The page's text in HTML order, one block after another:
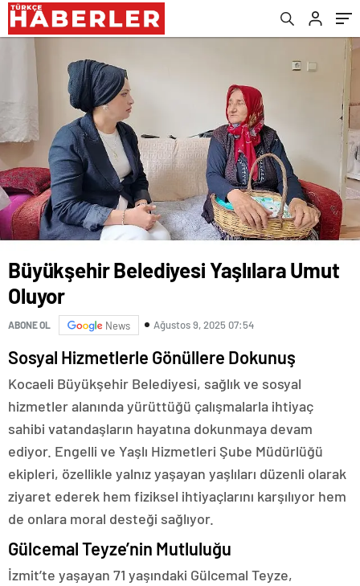
Büyükşehir Belediyesi Yaşlılara Umut
Oluyor
ABONE OL News Ağustos 9, 2025 07:54
Sosyal Hizmetlerle Gönüllere Dokunuş
Kocaeli Büyükşehir Belediyesi, sağlık ve sosyal
hizmetler alanında yürüttüğü çalışmalarla ihtiyaç
sahibi vatandaşların hayatına dokunmaya devam
ediyor. Engelli ve Yaşlı Hizmetleri Şube Müdürlüğü
ekipleri, özellikle yalnız yaşayan yaşlıları düzenli olarak
ziyaret ederek hem fiziksel ihtiyaçlarını karşılıyor hem
de onlara moral desteği sağlıyor.
Gülcemal Teyze’nin Mutluluğu
İzmit’te yaşayan 71 yaşındaki Gülcemal Teyze,